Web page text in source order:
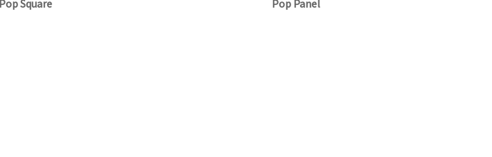
Pop Square Pop Panel